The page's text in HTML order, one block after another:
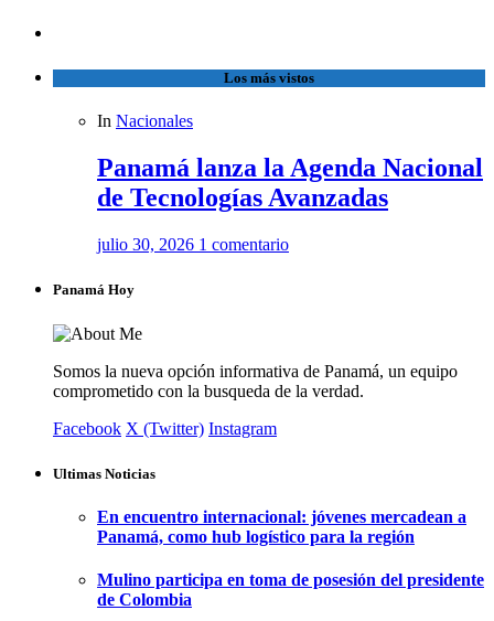
Los más vistos
In Nacionales
Panamá lanza la Agenda Nacional
de Tecnologías Avanzadas
julio 30, 2026 1 comentario
Panamá Hoy
Somos la nueva opción informativa de Panamá, un equipo
comprometido con la busqueda de la verdad.
Facebook X (Twitter) Instagram
Ultimas Noticias
En encuentro internacional: jóvenes mercadean a
Panamá, como hub logístico para la región
Mulino participa en toma de posesión del presidente
de Colombia